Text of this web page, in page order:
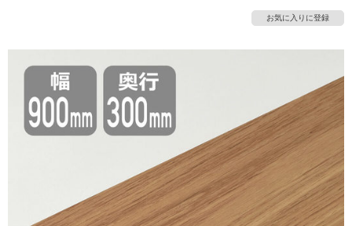
ウッドデッキ フローリング・床材
照明 ペット用品
パネル・壁材
ロートアイアン 天然石・石材
ショールーム
名古屋ショールーム 京都ショールーム
福岡ショールーム
ショールー
横浜スマート ショールー
ウェルビーみのおHDC
BOX
よくある質問
修理お問い合わせ クレーム公開
水まわり3年保証
お役立ち情報 住まいの スタイリング
アイデア
ミラタップと 創る家
ASOLIE
自分らしい家づくり
SUVACO
最高のリノベ会社が みつ
かるリノベりす
お気に入りに登録